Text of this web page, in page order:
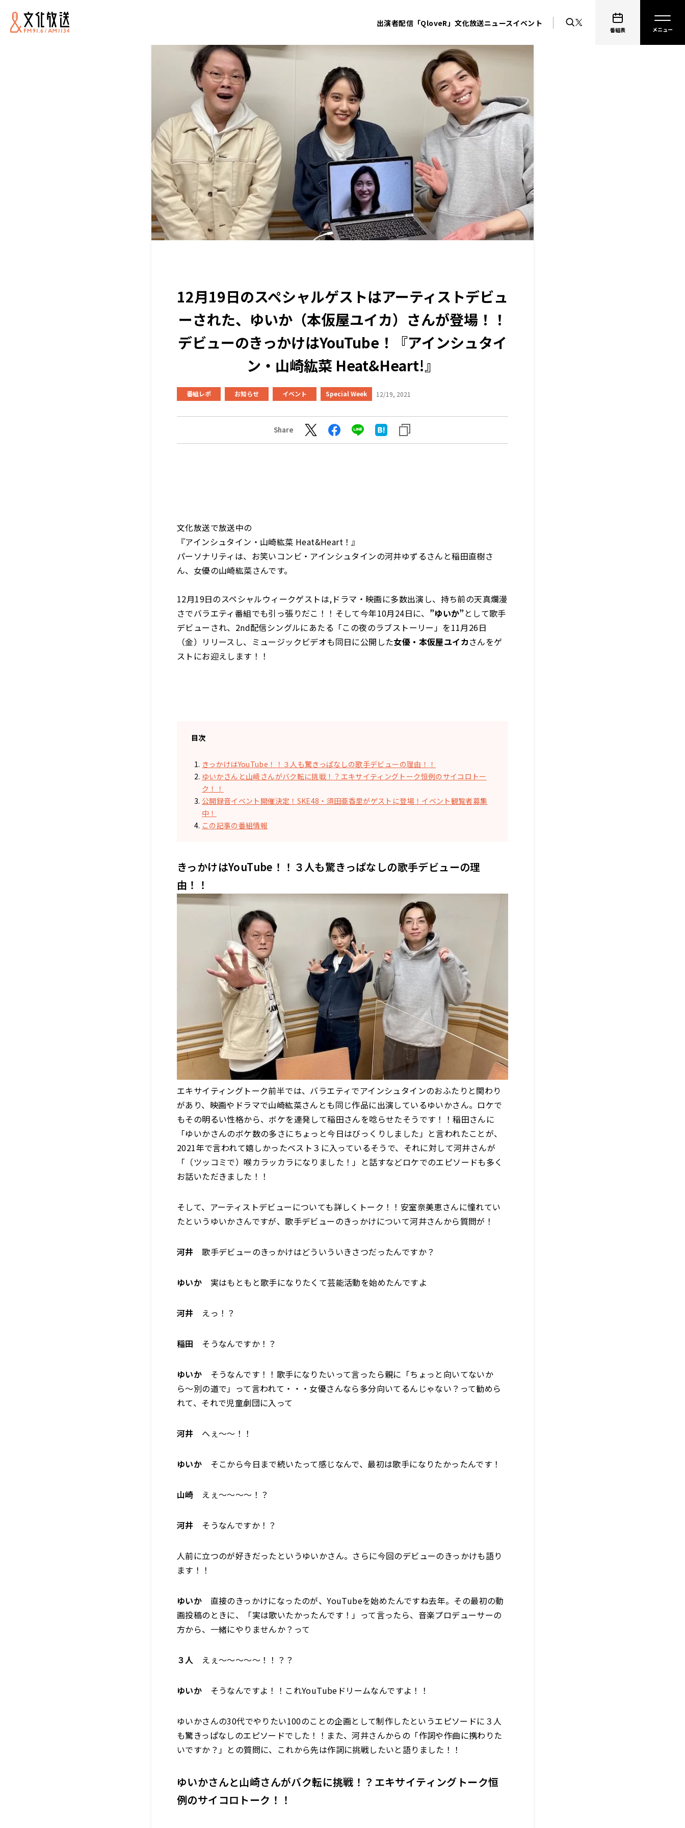
出演者配信「QloveR」文化放送ニュースイベント
番組表
12月19日のスペシャルゲストはアーティストデビュ
ーされた、ゆいか（本仮屋ユイカ）さんが登場！！
デビューのきっかけはYouTube！『アインシュタイ
ン・山崎紘菜 Heat&Heart!』
番組レポ お知らせ イベント Special Week 12/19, 2021
Share
文化放送で放送中の
『アインシュタイン・山崎紘菜 Heat&Heart！』
パーソナリティは、お笑いコンビ・アインシュタインの河井ゆずるさんと稲田直樹さ
ん、女優の山崎紘菜さんです。
12月19日のスペシャルウィークゲストは,ドラマ・映画に多数出演し、持ち前の天真爛漫
さでバラエティ番組でも引っ張りだこ！！そして今年10月24日に、 ”ゆいか”として歌手
デビューされ、2nd配信シングルにあたる「この夜のラブストーリー」を11月26日
（金）リリースし、ミュージックビデオも同日に公開した女優・本仮屋ユイカさんをゲ
ストにお迎えします！！
目次
きっかけはYouTube！！３人も驚きっぱなしの歌手デビューの理由！！
ゆいかさんと山崎さんがバク転に挑戦！？エキサイティングトーク恒例のサイコロトー
ク！！
公開録音イベント開催決定！SKE48・須田亜香里がゲストに登場！イベント観覧者募集
中！
この記事の番組情報
きっかけはYouTube！！３人も驚きっぱなしの歌手デビューの理
由！！
エキサイティングトーク前半では、バラエティでアインシュタインのおふたりと関わり
があり、映画やドラマで山崎紘菜さんとも同じ作品に出演しているゆいかさん。ロケで
もその明るい性格から、ボケを連発して稲田さんを唸らせたそうです！！稲田さんに
「ゆいかさんのボケ数の多さにちょっと今日はびっくりしました」と言われたことが、
2021年で言われて嬉しかったベスト３に入っているそうで、それに対して河井さんが
「（ツッコミで）喉カラッカラになりました！」と話すなどロケでのエピソードも多く
お話いただきました！！
そして、アーティストデビューについても詳しくトーク！！安室奈美恵さんに憧れてい
たというゆいかさんですが、歌手デビューのきっかけについて河井さんから質問が！
河井 歌手デビューのきっかけはどういういきさつだったんですか？
ゆいか 実はもともと歌手になりたくて芸能活動を始めたんですよ
河井 えっ！？
稲田 そうなんですか！？
ゆいか そうなんです！！歌手になりたいって言ったら親に「ちょっと向いてないか
ら〜別の道で」って言われて・・・女優さんなら多分向いてるんじゃない？って勧めら
れて、それで児童劇団に入って
河井 へぇ〜〜！！
ゆいか そこから今日まで続いたって感じなんで、最初は歌手になりたかったんです！
山崎 えぇ〜〜〜〜！？
河井 そうなんですか！？
人前に立つのが好きだったというゆいかさん。さらに今回のデビューのきっかけも語り
ます！！
ゆいか 直接のきっかけになったのが、YouTubeを始めたんですね去年。その最初の動
画投稿のときに、「実は歌いたかったんです！」って言ったら、音楽プロデューサーの
方から、一緒にやりませんか？って
３人 えぇ〜〜〜〜〜！！？？
ゆいか そうなんですよ！！これYouTubeドリームなんですよ！！
ゆいかさんの30代でやりたい100のことの企画として制作したというエピソードに３人
も驚きっぱなしのエピソードでした！！また、河井さんからの「作詞や作曲に携わりた
いですか？」との質問に、これから先は作詞に挑戦したいと語りました！！
ゆいかさんと山崎さんがバク転に挑戦！？エキサイティングトーク恒
例のサイコロトーク！！